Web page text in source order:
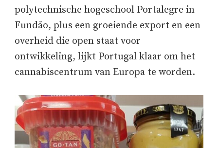
polytechnische hogeschool Portalegre in
Fundão, plus een groeiende export en een
overheid die open staat voor
ontwikkeling, lijkt Portugal klaar om het
cannabiscentrum van Europa te worden.